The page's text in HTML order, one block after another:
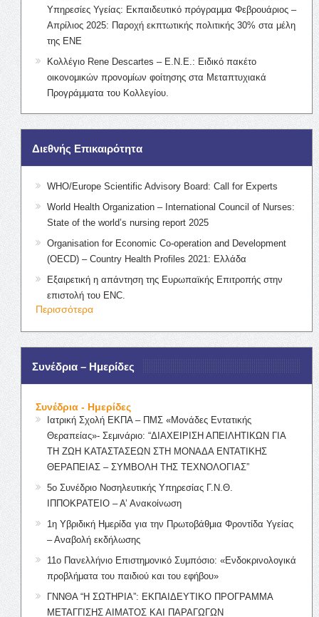
Υπηρεσίες Υγείας: Εκπαιδευτικό πρόγραμμα Φεβρουάριος –
Απρίλιος 2025: Παροχή εκπτωτικής πολιτικής 30% στα μέλη
της ΕΝΕ
Κολλέγιο Rene Descartes – Ε.Ν.Ε.: Ειδικό πακέτο
οικονομικών προνομίων φοίτησης στα Μεταπτυχιακά
Προγράμματα του Κολλεγίου.
Διεθνής Επικαιρότητα
WHO/Europe Scientific Advisory Board: Call for Experts
World Health Organization – International Council of Nurses:
State of the world’s nursing report 2025
Organisation for Economic Co-operation and Development
(OECD) – Country Health Profiles 2021: Ελλάδα
Εξαιρετική η απάντηση της Ευρωπαϊκής Επιτροπής στην
επιστολή του ENC.
Περισσότερα
Συνέδρια – Ημερίδες
Συνέδρια - Ημερίδες
Ιατρική Σχολή ΕΚΠΑ – ΠΜΣ «Μονάδες Εντατικής
Θεραπείας»- Σεμινάριο: “ΔΙΑΧΕΙΡΙΣΗ ΑΠΕΙΛΗΤΙΚΩΝ ΓΙΑ
ΤΗ ΖΩΗ ΚΑΤΑΣΤΑΣΕΩΝ ΣΤΗ ΜΟΝΑΔΑ ΕΝΤΑΤΙΚΗΣ
ΘΕΡΑΠΕΙΑΣ – ΣΥΜΒΟΛΗ ΤΗΣ ΤΕΧΝΟΛΟΓΙΑΣ”
5ο Συνέδριο Νοσηλευτικής Υπηρεσίας Γ.Ν.Θ.
ΙΠΠΟΚΡΑΤΕΙΟ – Α’ Ανακοίνωση
1η Υβριδική Ημερίδα για την Πρωτοβάθμια Φροντίδα Υγείας
– Αναβολή εκδήλωσης
11ο Πανελλήνιο Επιστημονικό Συμπόσιο: «Ενδοκρινολογικά
προβλήματα του παιδιού και του εφήβου»
ΓΝΝΘΑ “Η ΣΩΤΗΡΙΑ”: ΕΚΠΑΙΔΕΥΤΙΚΟ ΠΡΟΓΡΑΜΜΑ
ΜΕΤΑΓΓΙΣΗΣ ΑΙΜΑΤΟΣ ΚΑΙ ΠΑΡΑΓΩΓΩΝ